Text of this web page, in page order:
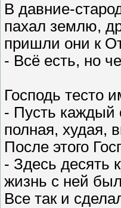
В давние-
пахал землю,
пришли они к
- Всё есть, но
Господь тесто
- Пусть каждый
полная, худая,
После этого
- Здесь десять
жизнь с ней
Все так и